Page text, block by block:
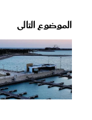
الموضوع التالى